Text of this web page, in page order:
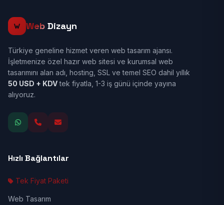
Web Dizayn
Türkiye geneline hizmet veren web tasarım ajansı.
İşletmenize özel hazır web sitesi ve kurumsal web
tasarımını alan adı, hosting, SSL ve temel SEO dahil yıllık
50 USD + KDVtek fiyatla, 1-3 iş günü içinde yayına
alıyoruz.
Hızlı Bağlantılar
Tek Fiyat Paketi
Web Tasarım